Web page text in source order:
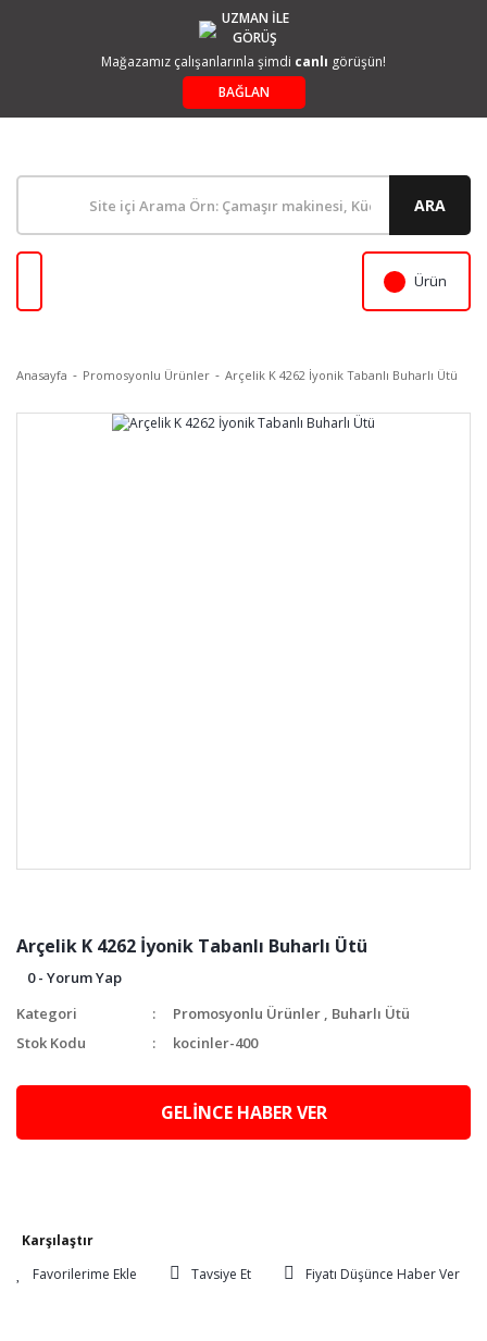
UZMAN İLE
GÖRÜŞ
Mağazamız çalışanlarınla şimdi canlı görüşün!
BAĞLAN
ARA
Ürün
Anasayfa Promosyonlu Ürünler Arçelik K 4262 İyonik Tabanlı Buharlı Ütü
Arçelik K 4262 İyonik Tabanlı Buharlı Ütü
0 - Yorum Yap
Kategori
Promosyonlu Ürünler , Buharlı Ütü
Stok Kodu
kocinler-400
GELİNCE HABER VER
Karşılaştır
Tavsiye Et
Fiyatı Düşünce Haber Ver